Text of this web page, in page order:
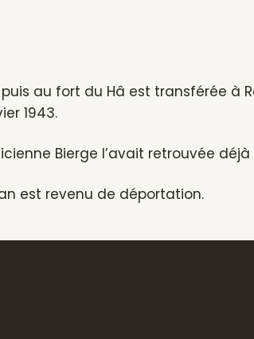
au fort du Hâ est transférée à
1943.
Bierge l’avait retrouvée
est revenu de déportation.